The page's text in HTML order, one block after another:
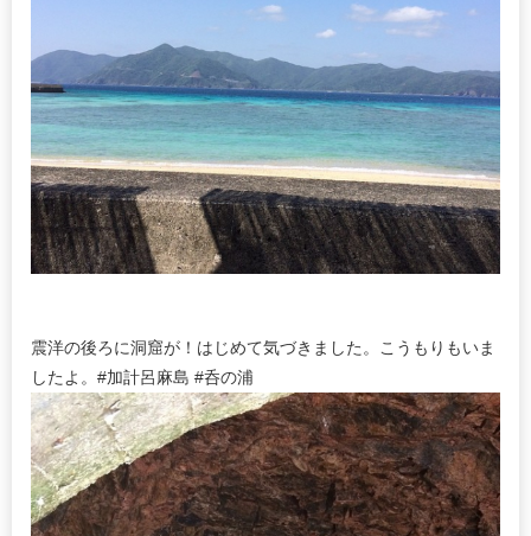
震洋の後ろに洞窟が！はじめて気づきました。こうもりもいま
したよ。#加計呂麻島 #呑の浦